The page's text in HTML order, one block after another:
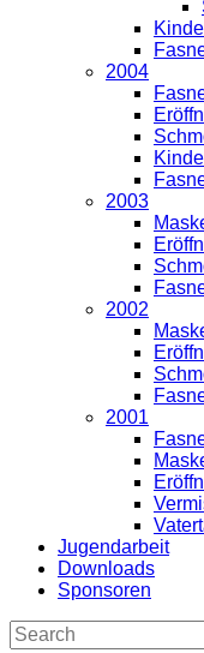
2004
2003
2002
2001
Jugendarbeit
Downloads
Sponsoren